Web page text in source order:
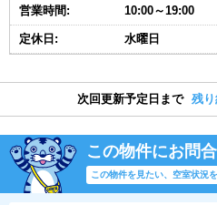
営業時間: 10:00～19:00
定休日: 水曜日
次回更新予定日まで 残
この物件にお問
この物件を見たい、空室状況